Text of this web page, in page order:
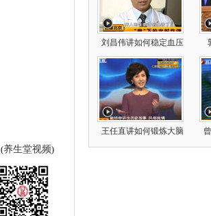
(养生堂视频)
刘昌伟讲如何稳定血压
王任直讲如何锻炼大脑